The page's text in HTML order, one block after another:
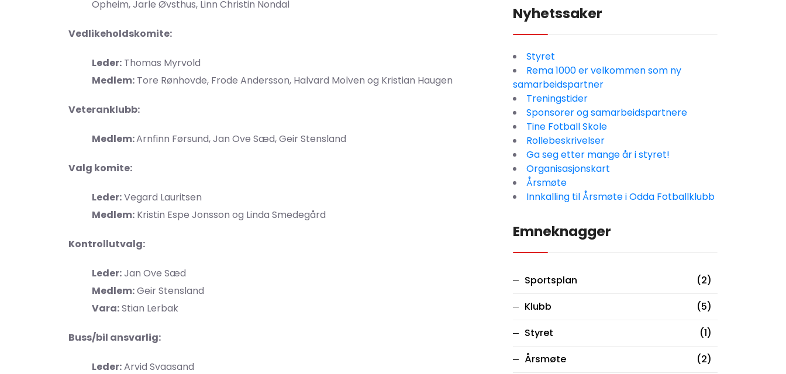
Opheim, Jarle Øvsthus, Linn Christin Nondal
Vedlikeholdskomite:
Leder: Thomas Myrvold
Medlem: Tore Rønhovde, Frode Andersson, Halvard Molven og Kristian Haugen
Veteranklubb:
Medlem:Arnfinn Førsund, Jan Ove Sæd, Geir Stensland
Valg komite:
Leder:Vegard Lauritsen
Medlem: Kristin Espe Jonsson og Linda Smedegård
Kontrollutvalg:
Leder:Jan Ove Sæd
Medlem:Geir Stensland
Vara:Stian Lerbak
Buss/bil ansvarlig:
Leder:Arvid Svaasand
Nyhetssaker
Styret
Rema 1000 er velkommen som ny
samarbeidspartner
Treningstider
Sponsorer og samarbeidspartnere
Tine Fotball Skole
Rollebeskrivelser
Ga seg etter mange år i styret!
Organisasjonskart
Årsmøte
Innkalling til Årsmøte i Odda Fotballklubb
Emneknagger
Sportsplan
(2)
Klubb
(5)
Styret
(1)
Årsmøte
(2)